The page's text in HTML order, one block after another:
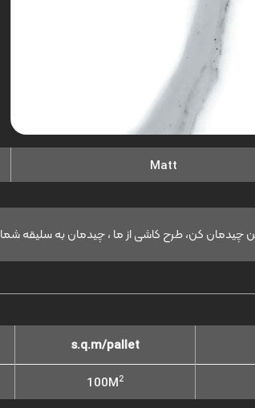
Matt
چیدمان کن، طرح کاشی از ما ، چیدمان به سلیقه شما
s.q.m/pallet
100M2